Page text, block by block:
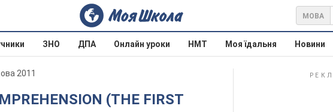
МОВА
ЗНО ДПА Онлайн уроки НМТ Моя їдальня Новини
2011